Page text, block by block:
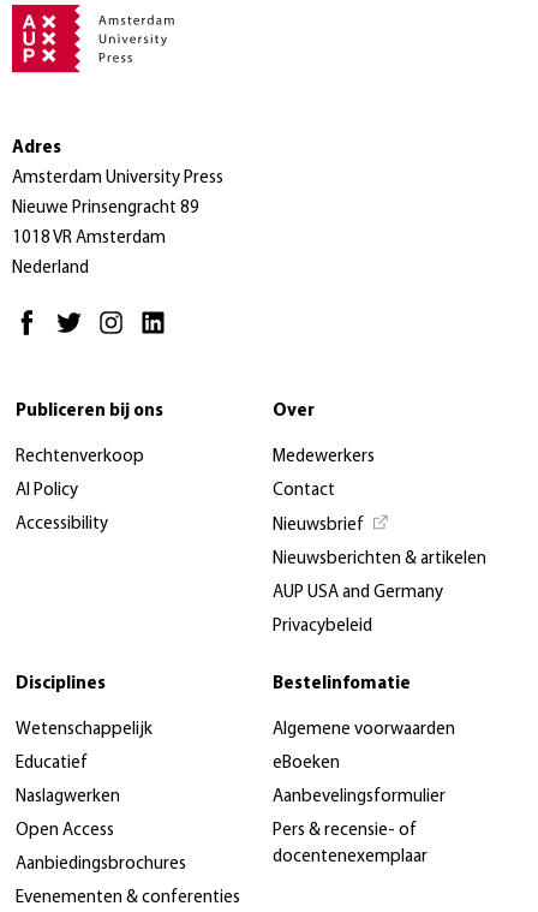
Adres
Amsterdam University Press
Nieuwe Prinsengracht 89
1018 VR Amsterdam
Nederland
Publiceren bij ons
Rechtenverkoop
AI Policy
Accessibility
Over
Medewerkers
Contact
Nieuwsbrief
Nieuwsberichten & artikelen
AUP USA and Germany
Privacybeleid
Disciplines
Wetenschappelijk
Educatief
Naslagwerken
Open Access
Aanbiedingsbrochures
Evenementen & conferenties
Bestelinfomatie
Algemene voorwaarden
eBoeken
Aanbevelingsformulier
Pers & recensie- of
docentenexemplaar